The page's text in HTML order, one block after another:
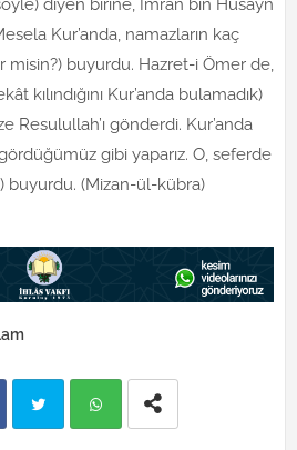
diyen birine, İmran bin Husayn
Kur’anda, namazların kaç
buyurdu. Hazret-i Ömer de,
kılındığını Kur’anda bulamadık)
Resulullah’ı gönderdi. Kur’anda
gördüğümüz gibi yaparız. O, seferde
buyurdu. (Mizan-ül-kübra)